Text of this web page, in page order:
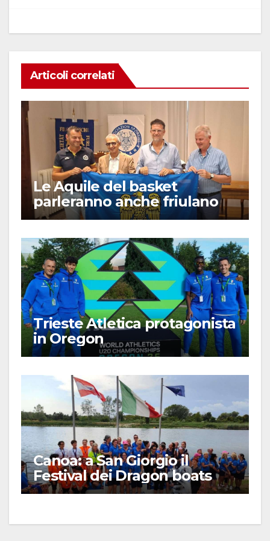
Articoli correlati
Le Aquile del basket
parleranno anche friulano
Trieste Atletica protagonista
in Oregon
Canoa: a San Giorgio il
Festival dei Dragon boats